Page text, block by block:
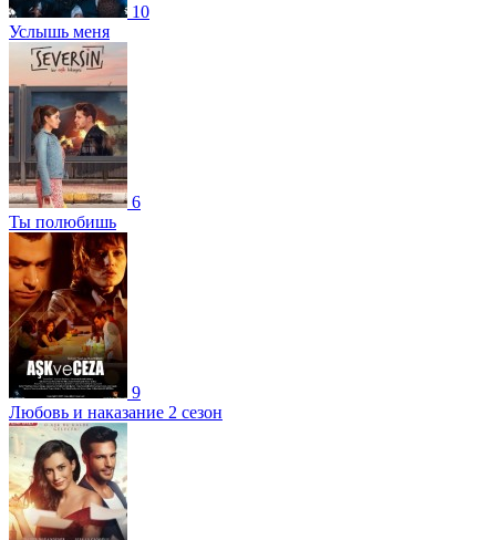
10
Услышь меня
6
Ты полюбишь
9
Любовь и наказание 2 сезон